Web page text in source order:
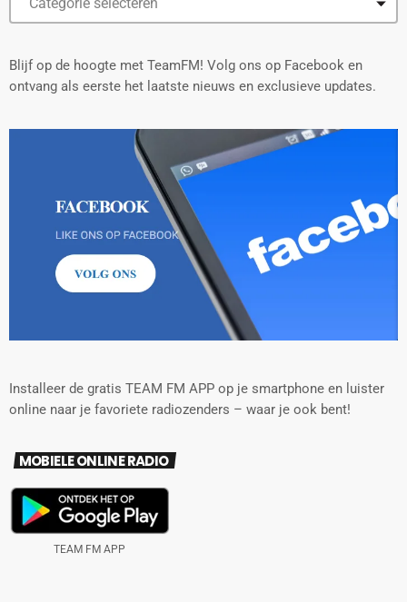
Blijf op de hoogte met TeamFM! Volg ons op Facebook en
ontvang als eerste het laatste nieuws en exclusieve updates.
Installeer de gratis TEAM FM APP op je smartphone en luister
online naar je favoriete radiozenders – waar je ook bent!
MOBIELE ONLINE RADIO
TEAM FM APP